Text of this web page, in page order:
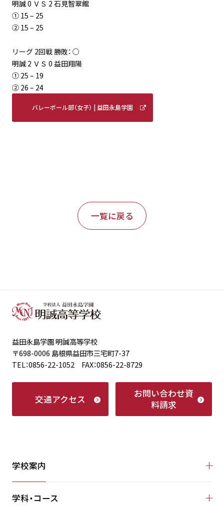
明誠 0 ＶＳ 2 石見智翠館
① 15 – 25
② 15 – 25
リーグ 2回戦 勝敗： ○
明誠 2 ＶＳ 0 益田翔陽
① 25 – 19
② 26 – 24
バレーボール部（女子） | 益田永島学園
一覧に戻る
益田永島学園 明誠高等学校
〒698-0006 島根県益田市三宅町7-37
TEL：0856-22-1052 FAX：0856-22-8729
交通アクセス お問い合わせ資
料請求
学校案内
学科・コース